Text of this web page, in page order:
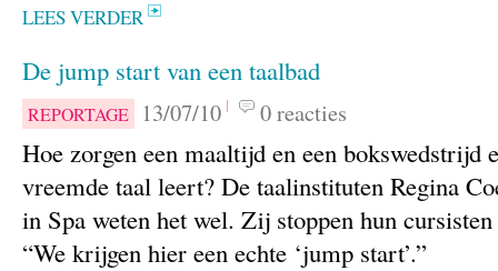
LEES VERDER
De jump start van een taalbad
REPORTAGE 13/07/10 0 reacties
Hoe zorgen een maaltijd en een bokswedstrijd
vreemde taal leert? De taalinstituten Regina
in Spa weten het wel. Zij stoppen hun
“We krijgen hier een echte ‘jump start’.”